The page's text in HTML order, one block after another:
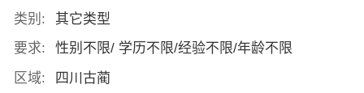
类别:
其它类型
要求:
性别不限/ 学历不限/经验不限/年龄不限
区域:
四川古蔺